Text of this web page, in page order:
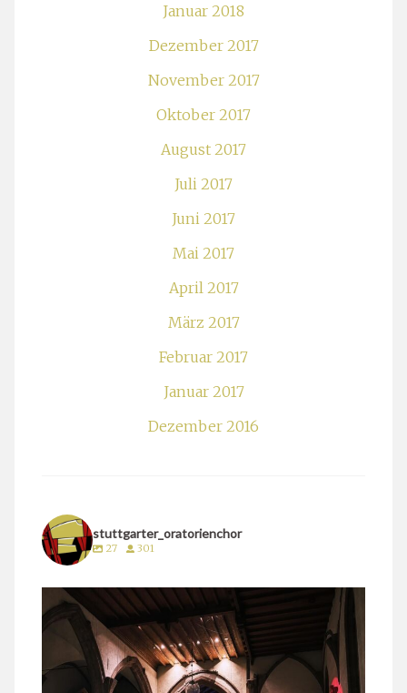
Januar 2018
Dezember 2017
November 2017
Oktober 2017
August 2017
Juli 2017
Juni 2017
Mai 2017
April 2017
März 2017
Februar 2017
Januar 2017
Dezember 2016
stuttgarter_oratorienchor
27 301
stuttgarter_oratorienchor
März 24